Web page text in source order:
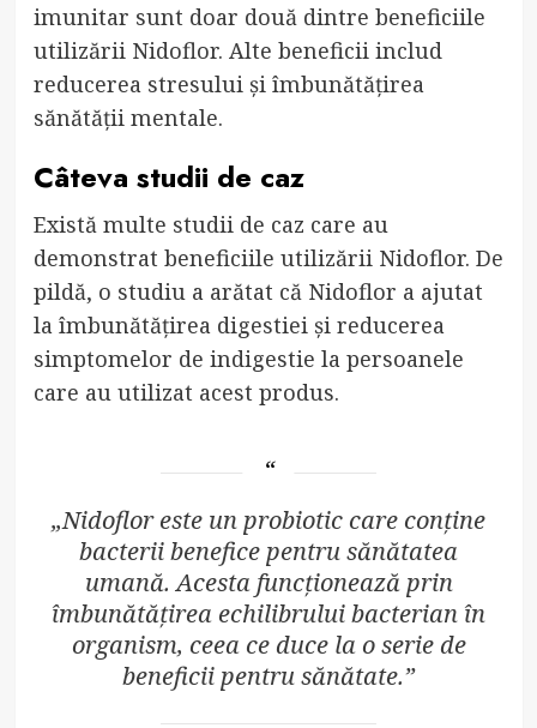
imunitar sunt doar două dintre beneficiile
utilizării Nidoflor. Alte beneficii includ
reducerea stresului și îmbunătățirea
sănătății mentale.
Câteva studii de caz
Există multe studii de caz care au
demonstrat beneficiile utilizării Nidoflor. De
pildă, o studiu a arătat că Nidoflor a ajutat
la îmbunătățirea digestiei și reducerea
simptomelor de indigestie la persoanele
care au utilizat acest produs.
„Nidoflor este un probiotic care conține
bacterii benefice pentru sănătatea
umană. Acesta funcționează prin
îmbunătățirea echilibrului bacterian în
organism, ceea ce duce la o serie de
beneficii pentru sănătate.”